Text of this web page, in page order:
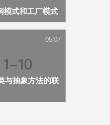
模式和工厂模式
与抽象方法的联
05:07